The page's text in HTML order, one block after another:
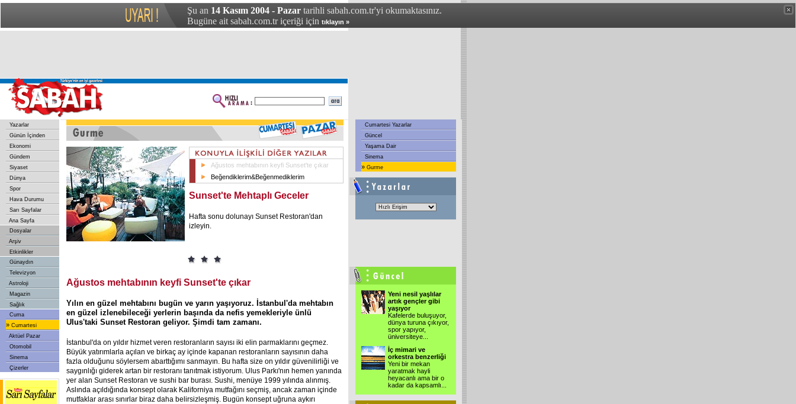
Şu an 14 Kasım 2004 - Pazar tarihli sabah.com.tr'yi okumaktasınız.
Bugüne ait sabah.com.tr içeriği için tıklayın »
Yazarlar
Günün İçinden
Ekonomi
Gündem
Siyaset
Dünya
Spor
Hava Durumu
Sarı Sayfalar
Ana Sayfa
Dosyalar
Arşiv
Etkinlikler
Günaydın
Televizyon
Astroloji
Magazin
Sağlık
Cuma
» Cumartesi
Aktüel Pazar
Otomobil
Sinema
Çizerler
Ağustos mehtabının keyfi Sunset'te çıkar
Beğendiklerim&Beğenmediklerim
Sunset'te Mehtaplı Geceler
Hafta sonu dolunayı Sunset Restoran'dan
izleyin.
Ağustos mehtabının keyfi Sunset'te çıkar
Yılın en güzel mehtabını bugün ve yarın yaşıyoruz. İstanbul'da mehtabın
en güzel izlenebileceği yerlerin başında da nefis yemekleriyle ünlü
Ulus'taki Sunset Restoran geliyor. Şimdi tam zamanı.
İstanbul'da on yıldır hizmet veren restoranların sayısı iki elin parmaklarını geçmez.
Büyük yatırımlarla açılan ve birkaç ay içinde kapanan restoranların sayısının daha
fazla olduğunu söylersem abarttığımı sanmayın. Bu hafta size on yıldır güvenilirliği ve
saygınlığı giderek artan bir restoranı tanıtmak istiyorum. Ulus Parkı'nın hemen yanında
yer alan Sunset Restoran ve sushi bar burası. Sushi, menüye 1999 yılında alınmış.
Aslında açıldığında konsept olarak Kaliforniya mutfağını seçmiş, ancak zaman içinde
mutfaklar arası sınırlar biraz daha belirsizleşmiş. Bugün konsept uğruna aykırı
Cumartesi Yazarlar
Güncel
Yaşama Dair
Sinema
» Gurme
Yeni nesil yaşlılar
artık gençler gibi
yaşıyor
Kafelerde buluşuyor,
dünya turuna çıkıyor,
spor yapıyor,
üniversiteye
İç mimari ve
orkestra benzerliği
Yeni bir mekan
yaratmak hayli
heyacanlı ama bir o
kadar da kapsamlı